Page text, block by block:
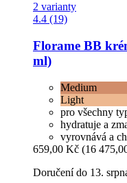
2 varianty
4.4 (19)
Florame BB
ml)
Medium
Light
pro všechny
hydratuje a
vyrovnává a
659,00 Kč (16
Doručení do 13.